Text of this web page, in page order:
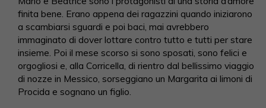
finita bene. Erano appena dei ragazzini quando iniziarono
a scambiarsi sguardi e poi baci, mai avrebbero
immaginato di dover lottare contro tutto e tutti per stare
insieme. Poi il mese scorso si sono sposati, sono felici e
orgogliosi e, alla Corricella, di rientro dal bellissimo viaggio
di nozze in Messico, sorseggiano un Margarita ai limoni di
Procida e sognano un figlio.